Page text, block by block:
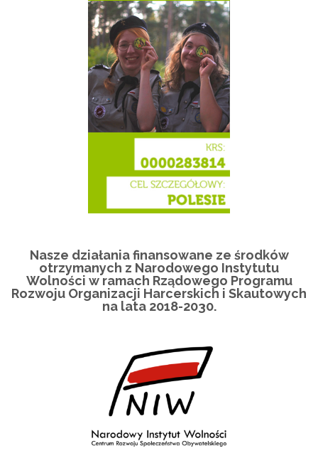
Nasze działania finansowane ze środków
otrzymanych z Narodowego Instytutu
Wolności w ramach Rządowego Programu
Rozwoju Organizacji Harcerskich i Skautowych
na lata 2018-2030.